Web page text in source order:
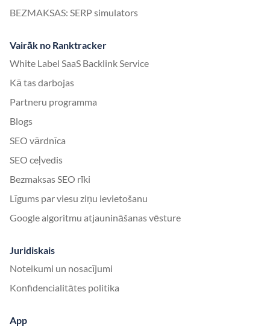
BEZMAKSAS: SERP simulators
Vairāk no Ranktracker
White Label SaaS Backlink Service
Kā tas darbojas
Partneru programma
Blogs
SEO vārdnīca
SEO ceļvedis
Bezmaksas SEO rīki
Līgums par viesu ziņu ievietošanu
Google algoritmu atjaunināšanas vēsture
Juridiskais
Noteikumi un nosacījumi
Konfidencialitātes politika
App